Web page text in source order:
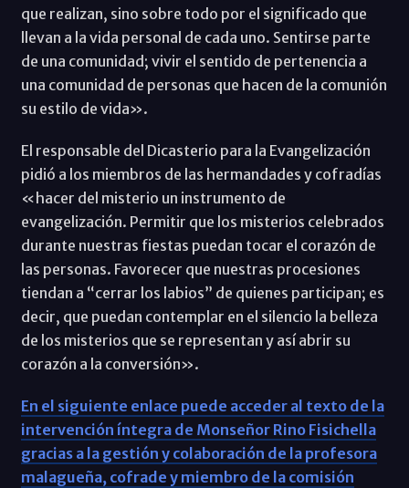
que realizan, sino sobre todo por el significado que
llevan a la vida personal de cada uno. Sentirse parte
de una comunidad; vivir el sentido de pertenencia a
una comunidad de personas que hacen de la comunión
su estilo de vida».
El responsable del Dicasterio para la Evangelización
pidió a los miembros de las hermandades y cofradías
«hacer del misterio un instrumento de
evangelización. Permitir que los misterios celebrados
durante nuestras fiestas puedan tocar el corazón de
las personas. Favorecer que nuestras procesiones
tiendan a “cerrar los labios” de quienes participan; es
decir, que puedan contemplar en el silencio la belleza
de los misterios que se representan y así abrir su
corazón a la conversión».
En el siguiente enlace puede acceder al texto de la
intervención íntegra de Monseñor Rino Fisichella
gracias a la gestión y colaboración de la profesora
malagueña, cofrade y miembro de la comisión